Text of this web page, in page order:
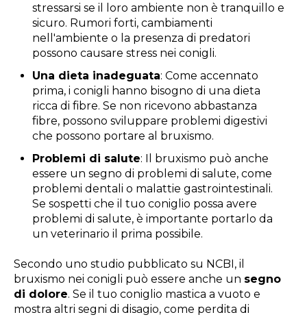
stressarsi se il loro ambiente non è tranquillo e
sicuro. Rumori forti, cambiamenti
nell'ambiente o la presenza di predatori
possono causare stress nei conigli.
Una dieta inadeguata: Come accennato
prima, i conigli hanno bisogno di una dieta
ricca di fibre. Se non ricevono abbastanza
fibre, possono sviluppare problemi digestivi
che possono portare al bruxismo.
Problemi di salute: Il bruxismo può anche
essere un segno di problemi di salute, come
problemi dentali o malattie gastrointestinali.
Se sospetti che il tuo coniglio possa avere
problemi di salute, è importante portarlo da
un veterinario il prima possibile.
Secondo uno studio pubblicato su NCBI, il
bruxismo nei conigli può essere anche un segno
di dolore. Se il tuo coniglio mastica a vuoto e
mostra altri segni di disagio, come perdita di